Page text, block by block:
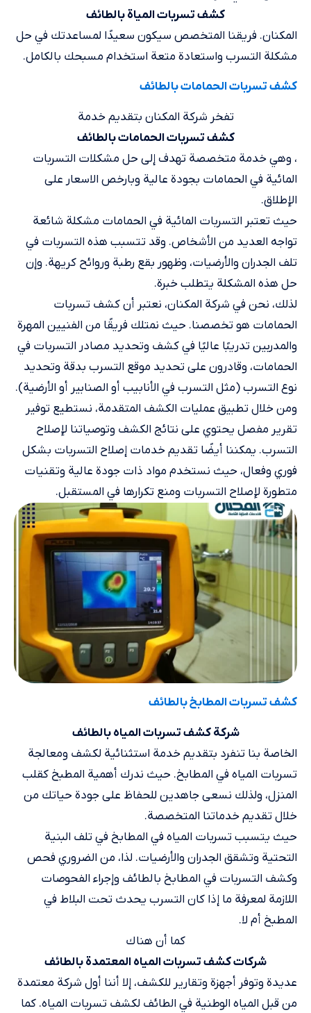
كشف تسربات المياة بالطائف
المكنان. فريقنا المتخصص سيكون سعيدًا لمساعدتك في حل
مشكلة التسرب واستعادة متعة استخدام مسبحك بالكامل.
كشف تسربات الحمامات بالطائف
تفخر شركة المكنان بتقديم خدمة
كشف تسربات الحمامات بالطائف
، وهي خدمة متخصصة تهدف إلى حل مشكلات التسربات
المائية في الحمامات بجودة عالية وبارخص الاسعار على
الإطلاق.
حيث تعتبر التسربات المائية في الحمامات مشكلة شائعة
تواجه العديد من الأشخاص. وقد تتسبب هذه التسربات في
تلف الجدران والأرضيات، وظهور بقع رطبة وروائح كريهة. وإن
حل هذه المشكلة يتطلب خبرة.
لذلك، نحن في شركة المكنان، نعتبر أن كشف تسربات
الحمامات هو تخصصنا. حيث نمتلك فريقًا من الفنيين المهرة
والمدربين تدريبًا عاليًا في كشف وتحديد مصادر التسربات في
الحمامات، وقادرون على تحديد موقع التسرب بدقة وتحديد
نوع التسرب (مثل التسرب في الأنابيب أو الصنابير أو الأرضية).
ومن خلال تطبيق عمليات الكشف المتقدمة، نستطيع توفير
تقرير مفصل يحتوي على نتائج الكشف وتوصياتنا لإصلاح
التسرب. يمكننا أيضًا تقديم خدمات إصلاح التسربات بشكل
فوري وفعال، حيث نستخدم مواد ذات جودة عالية وتقنيات
متطورة لإصلاح التسربات ومنع تكرارها في المستقبل.
كشف تسربات المطابخ بالطائف
شركة كشف تسربات المياه بالطائف
الخاصة بنا تنفرد بتقديم خدمة استثنائية لكشف ومعالجة
تسربات المياه في المطابخ. حيث ندرك أهمية المطبخ كقلب
المنزل، ولذلك نسعى جاهدين للحفاظ على جودة حياتك من
خلال تقديم خدماتنا المتخصصة.
حيث يتسبب تسربات المياه في المطابخ في تلف البنية
التحتية وتشقق الجدران والأرضيات. لذا، من الضروري فحص
وكشف التسربات في المطابخ بالطائف وإجراء الفحوصات
اللازمة لمعرفة ما إذا كان التسرب يحدث تحت البلاط في
المطبخ أم لا.
كما أن هناك
شركات كشف تسربات المياه المعتمدة بالطائف
عديدة وتوفر أجهزة وتقارير للكشف، إلا أننا أول شركة معتمدة
من قبل المياه الوطنية في الطائف لكشف تسربات المياه. كما